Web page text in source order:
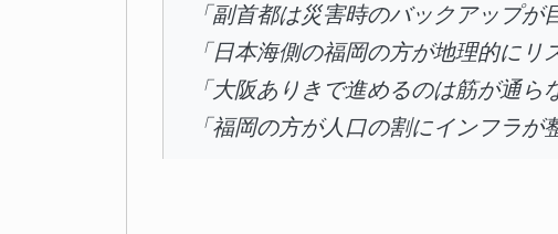
「副首都は災害時のバックアップ
「日本海側の福岡の方が地理的にリ
「大阪ありきで進めるのは筋が通ら
「福岡の方が人口の割にインフラが